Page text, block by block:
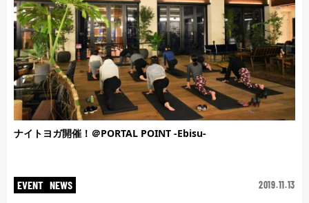
ナイトヨガ開催！＠PORTAL POINT -Ebisu-
EVENT NEWS 2019.11.13